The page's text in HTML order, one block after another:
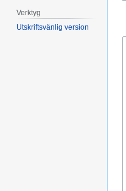
Verktyg
Utskriftsvänlig version